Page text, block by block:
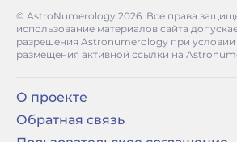
© AstroNumerology 2026. Все права
использование материалов сайта
разрешения Astronumerology при условии
размещения активной ссылки на
О проекте
Обратная связь